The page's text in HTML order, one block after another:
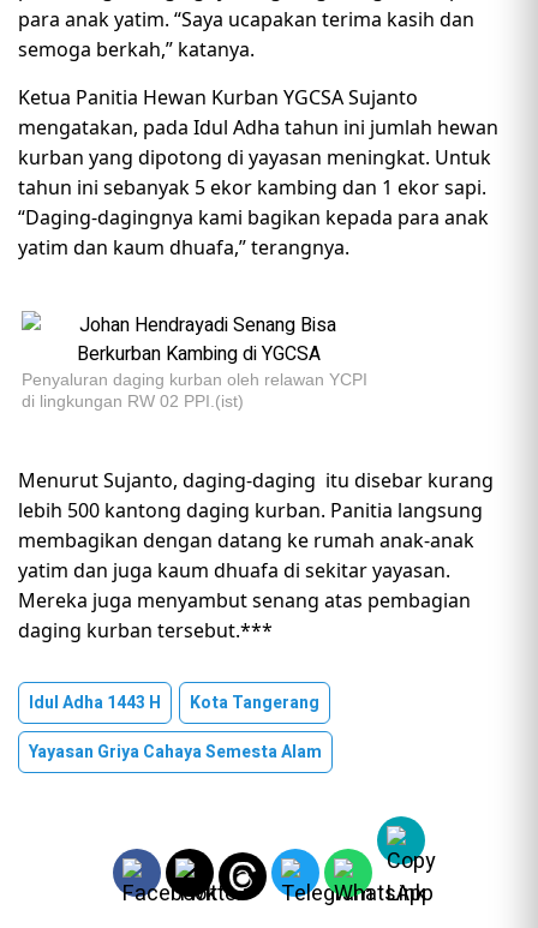
para anak yatim. “Saya ucapakan terima kasih dan
semoga berkah,” katanya.
Ketua Panitia Hewan Kurban YGCSA Sujanto
mengatakan, pada Idul Adha tahun ini jumlah hewan
kurban yang dipotong di yayasan meningkat. Untuk
tahun ini sebanyak 5 ekor kambing dan 1 ekor sapi.
“Daging-dagingnya kami bagikan kepada para anak
yatim dan kaum dhuafa,” terangnya.
Penyaluran daging kurban oleh relawan YCPI
di lingkungan RW 02 PPI.(ist)
Menurut Sujanto, daging-daging itu disebar kurang
lebih 500 kantong daging kurban. Panitia langsung
membagikan dengan datang ke rumah anak-anak
yatim dan juga kaum dhuafa di sekitar yayasan.
Mereka juga menyambut senang atas pembagian
daging kurban tersebut.***
Idul Adha 1443 H
Kota Tangerang
Yayasan Griya Cahaya Semesta Alam